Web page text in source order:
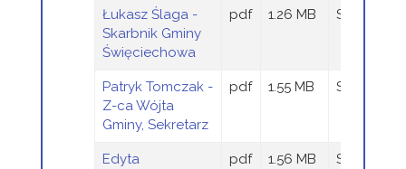
Łukasz Ślaga -
Skarbnik Gminy
Święciechowa
pdf 1.26 MB Sandra
Patryk Tomczak -
Z-ca Wójta
Gminy, Sekretarz
pdf 1.55 MB Sandra
Edyta
pdf 1.56 MB Sandra